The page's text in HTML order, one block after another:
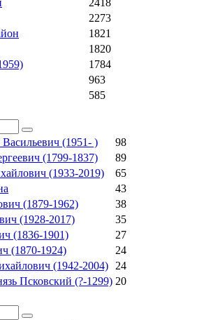
2273
1821
1820
1784
963
585
(1951- )
98
(1799-1837)
89
(1933-2019)
65
43
(1879-1962)
38
(1928-2017)
35
(1836-1901)
27
(1870-1924)
24
(1942-2004)
24
Псковский (?-1299) 20